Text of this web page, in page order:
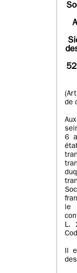
de
6
L.
Il